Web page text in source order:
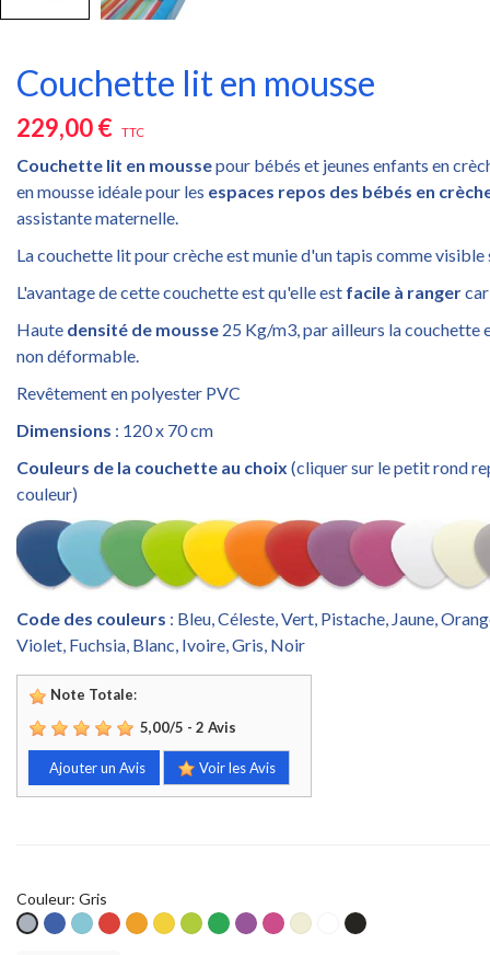
Couchette lit en mousse
229,00 € TTC
Couchette lit en moussepour bébés et jeunes enfants en
en mousse idéale pour les espaces repos des bébés en
assistante maternelle.
La couchette lit pour crèche est munie d'un tapis comme visible
L'avantage de cette couchette est qu'elle est facile à ranger
Haute densité de mousse 25 Kg/m3, par ailleurs la couchette
non déformable.
Revêtement en polyester PVC
Dimensions : 120 x 70 cm
Couleurs de la couchette au choix (cliquer sur le petit rond
couleur)
Code des couleurs : Bleu, Céleste, Vert, Pistache, Jaune,
Violet, Fuchsia, Blanc, Ivoire, Gris, Noir
Note Totale:
5,00/5 - 2 Avis
Ajouter un Avis Voir les Avis
Couleur: Gris
Gris Bleu
S
Céleste
S
Rouge
S
Orange
S
Jaune
S
Pistache
S
Vert
S
Violet
S
Fuchsia
S
Ivoire
S
BlancNoir
S